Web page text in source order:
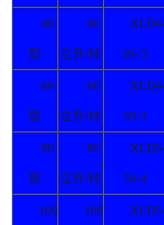
40
型
40
立升/转 59-/3
60
型
60
立升/转 59-3
80
型
80
立升/转 59-4
100 100